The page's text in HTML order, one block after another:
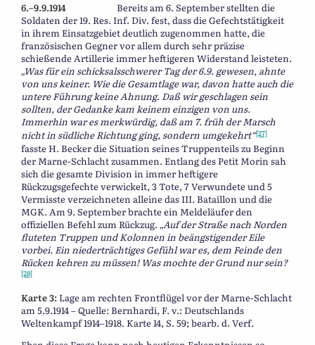
6.–9.9.1914 Bereits am 6. September stellten die
Soldaten der 19. Res. Inf. Div. fest, dass die Gefechtstätigkeit
in ihrem Einsatzgebiet deutlich zugenommen hatte, die
französischen Gegner vor allem durch sehr präzise
schießende Artillerie immer heftigeren Widerstand leisteten.
„Was für ein schicksalsschwerer Tag der 6.9. gewesen, ahnte
von uns keiner. Wie die Gesamtlage war, davon hatte auch die
untere Führung keine Ahnung. Daß wir geschlagen sein
sollten, der Gedanke kam keinem einzigen von uns.
Immerhin war es merkwürdig, daß am 7. früh der Marsch
nicht in südliche Richtung ging, sondern umgekehrt“[27]
fasste H. Becker die Situation seines Truppenteils zu Beginn
der Marne-Schlacht zusammen. Entlang des Petit Morin sah
sich die gesamte Division in immer heftigere
Rückzugsgefechte verwickelt, 3 Tote, 7 Verwundete und 5
Vermisste verzeichneten alleine das III. Bataillon und die
MGK. Am 9. September brachte ein Meldeläufer den
offiziellen Befehl zum Rückzug. „Auf der Straße nach Norden
fluteten Truppen und Kolonnen in beängstigender Eile
vorbei. Ein niederträchtiges Gefühl war es, dem Feinde den
Rücken kehren zu müssen! Was mochte der Grund nur sein?
[28]
Karte 3:Lage am rechten Frontflügel vor der Marne-Schlacht
am 5.9.1914 – Quelle: Bernhardi, F. v.: Deutschlands
Weltenkampf 1914–1918. Karte 14, S. 59; bearb. d. Verf.